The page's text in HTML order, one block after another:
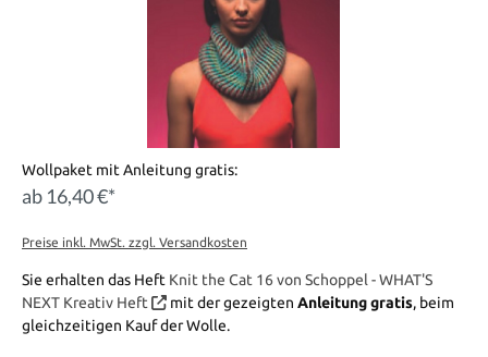
Wollpaket mit Anleitung gratis:
ab 16,40 €*
Preise inkl. MwSt. zzgl. Versandkosten
Sie erhalten das Heft Knit the Cat 16 von Schoppel - WHAT'S
NEXT Kreativ Heft
mit der gezeigtenAnleitung gratis, beim
gleichzeitigen Kauf der Wolle.